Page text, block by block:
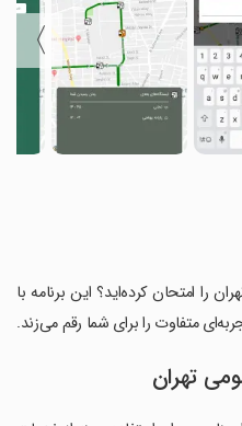
〉
را امتحان کرده‌اید؟ این برنامه با
متفاوت را برای شما رقم می‌زند.
تهران